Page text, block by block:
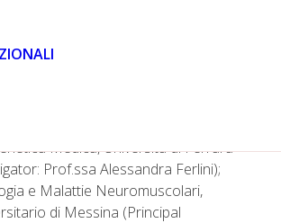
coinvolti:
Neuromuscolari e Neurodegenerative
‘Bambino Gesù’, Roma
Prof. Enrico Bertini);
Infantile, Policlinico Gemelli,
Prof. Eugenio Mercuri);
Medica, Università di Ferrara
Prof.ssa Alessandra Ferlini);
e Malattie Neuromuscolari,
di Messina (Principal